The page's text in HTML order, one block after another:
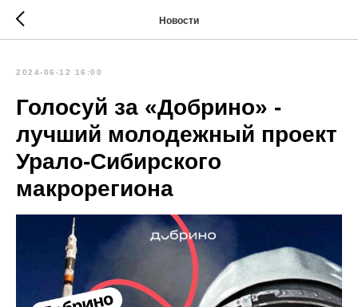
Новости
2024-06-12 16:00
Голосуй за «Добрино» -
лучший молодежный проект
Урало-Сибирского
макрорегиона